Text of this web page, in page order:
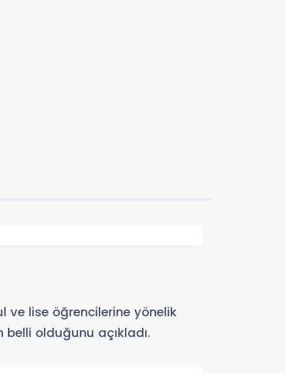
ve lise öğrencilerine yönelik
belli olduğunu açıkladı.